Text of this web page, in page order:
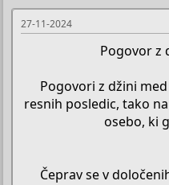
k
r
e
e
č
t
a
t
g
v
o
27-11-2024
Pogovor z
Pogovori z džini
resnih posledic, tako
osebo, ki
Čeprav se v